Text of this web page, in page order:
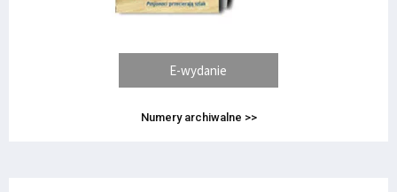
E-wydanie
Numery archiwalne >>